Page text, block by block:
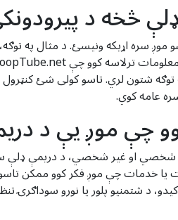
چې موږ یې د
او غیر شخصي، د دریمې ډلې
خدمات چې موږ فکر کوو ممکن
کیدو، د شتمنیو پلور یا نورو